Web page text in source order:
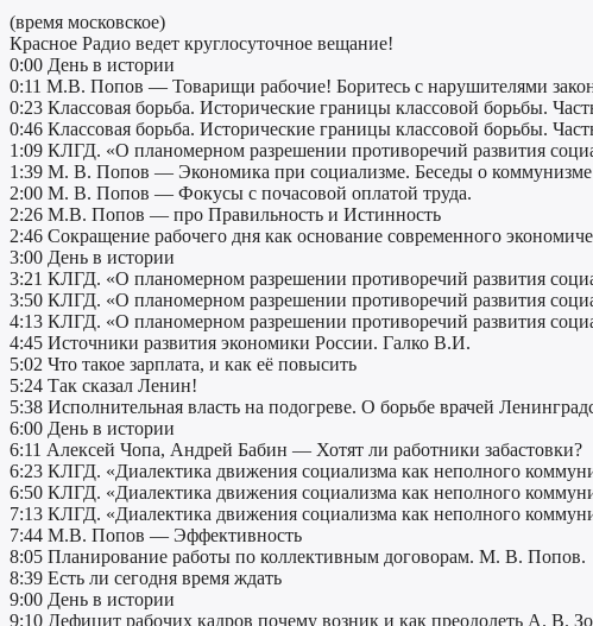
(время московское)
Красное Радио ведет круглосуточное вещание!
0:00 День в истории
0:11 М.В. Попов — Товарищи рабочие! Боритесь с нарушителями
0:23 Классовая борьба. Исторические границы классовой борьбы.
0:46 Классовая борьба. Исторические границы классовой борьбы.
1:09 КЛГД. «О планомерном разрешении противоречий развития
1:39 М. В. Попов — Экономика при социализме. Беседы о коммунизме
2:00 М. В. Попов — Фокусы с почасовой оплатой труда.
2:26 М.В. Попов — про Правильность и Истинность
2:46 Сокращение рабочего дня как основание современного
3:00 День в истории
3:21 КЛГД. «О планомерном разрешении противоречий развития
3:50 КЛГД. «О планомерном разрешении противоречий развития
4:13 КЛГД. «О планомерном разрешении противоречий развития
4:45 Источники развития экономики России. Галко В.И.
5:02 Что такое зарплата, и как её повысить
5:24 Так сказал Ленин!
5:38 Исполнительная власть на подогреве. О борьбе врачей
6:00 День в истории
6:11 Алексей Чопа, Андрей Бабин — Хотят ли работники забастовки?
6:23 КЛГД. «Диалектика движения социализма как неполного
6:50 КЛГД. «Диалектика движения социализма как неполного
7:13 КЛГД. «Диалектика движения социализма как неполного
7:44 М.В. Попов — Эффективность
8:05 Планирование работы по коллективным договорам. М. В. Попов.
8:39 Есть ли сегодня время ждать
9:00 День в истории
9:10 Дефицит рабочих кадров почему возник и как преодолеть А. В.